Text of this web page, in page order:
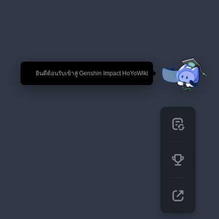
🎉 ยินดีต้อนรับเข้าสู่ Genshin Impact HoYoWiki